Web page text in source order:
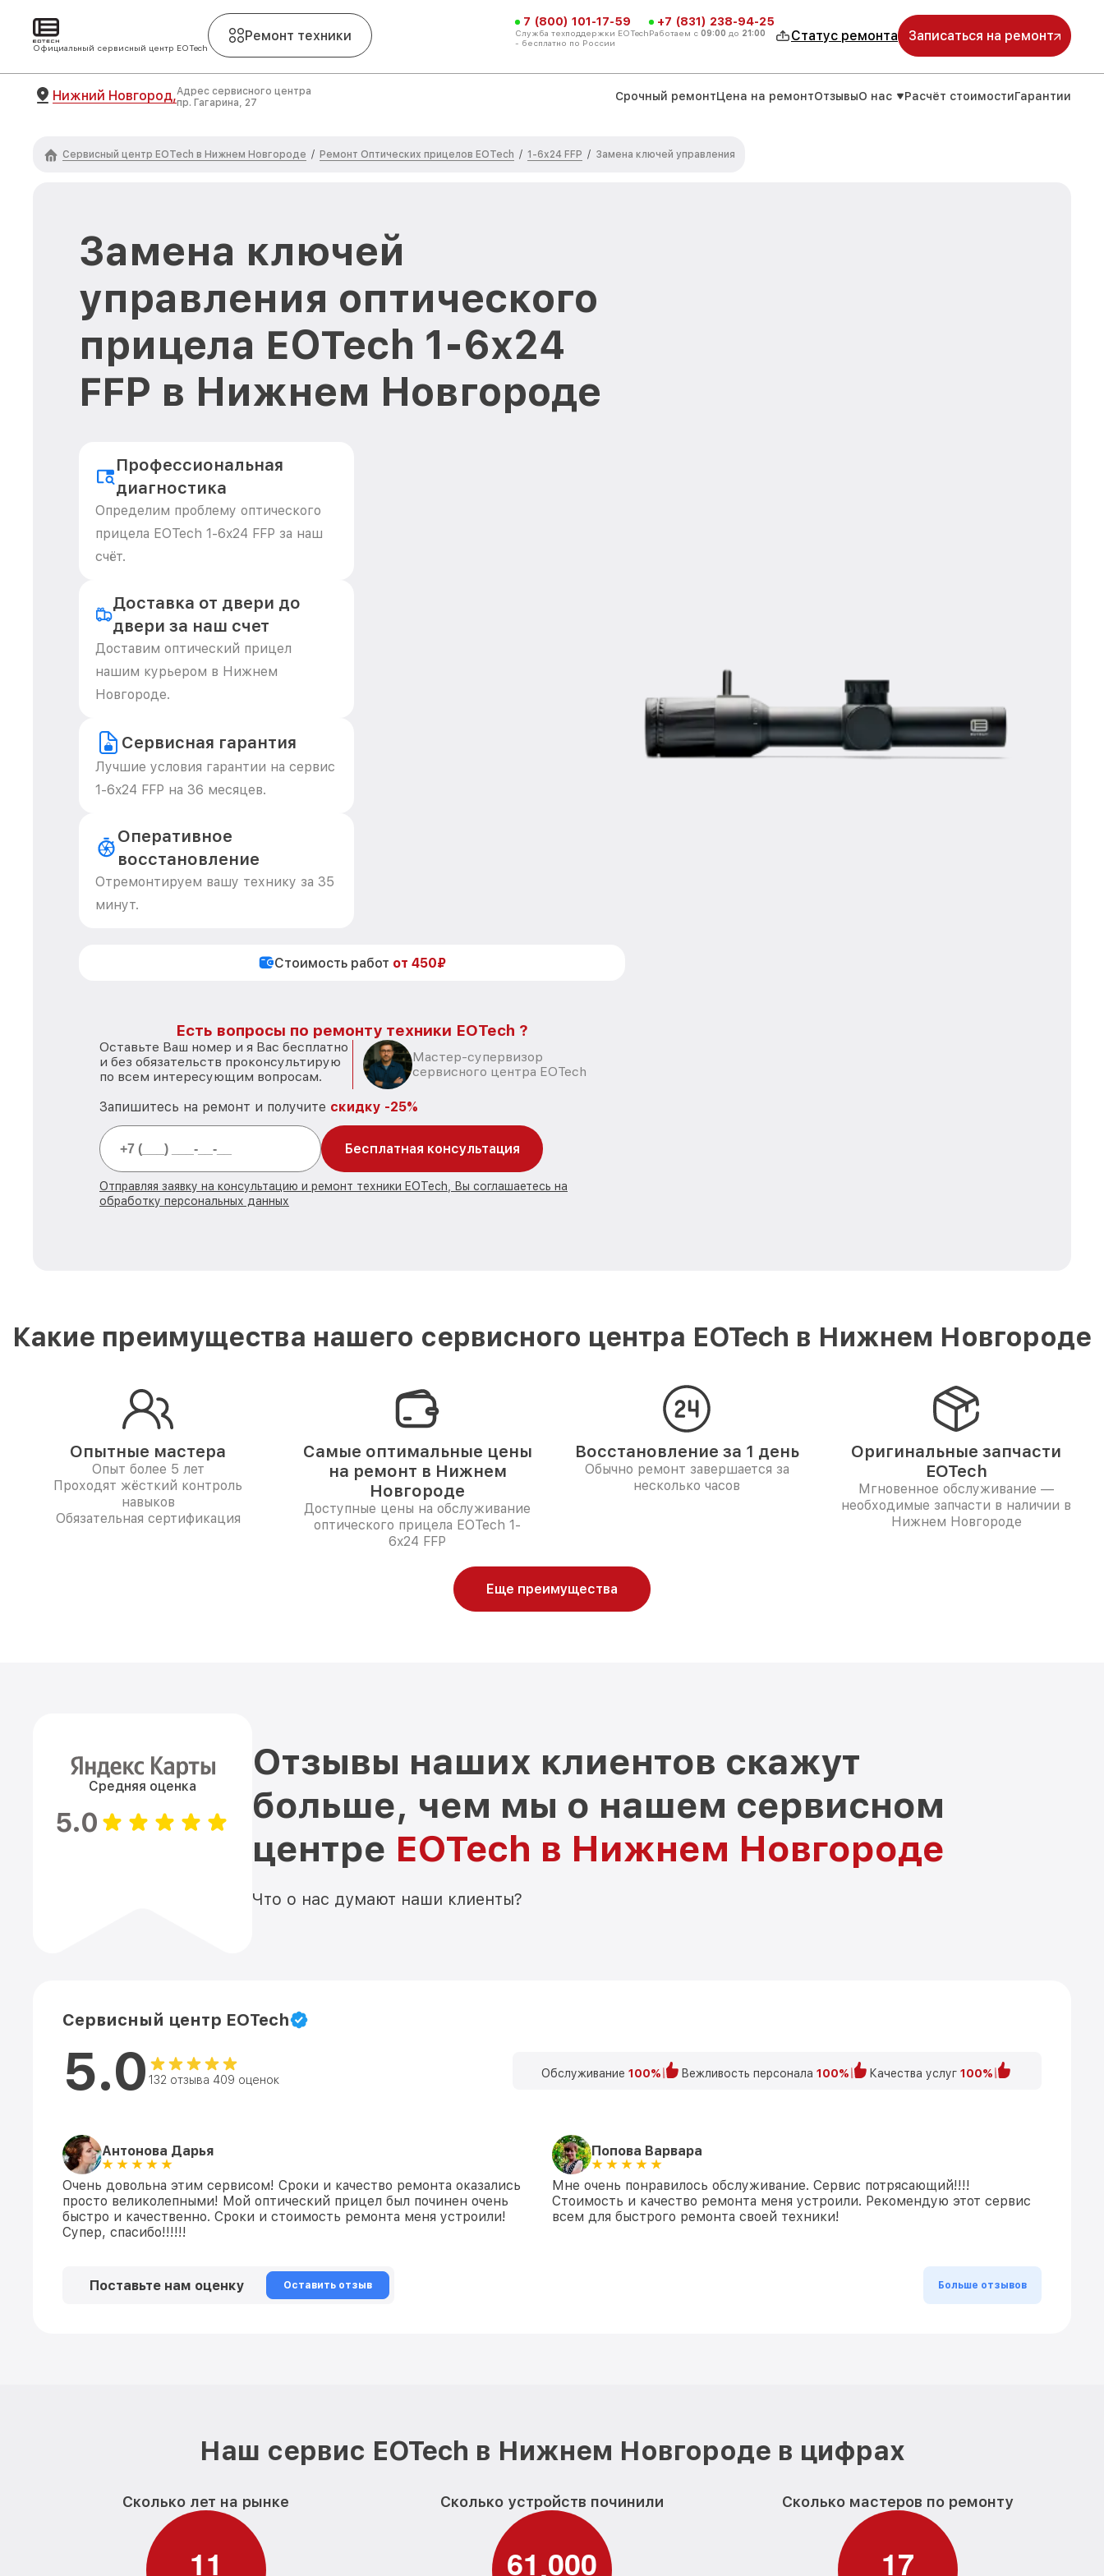
Официальный сервисный центр EOTech
Ремонт техники
7 (800) 101-17-59
Служба техподдержки EOTech
- бесплатно по России
+7 (831) 238-94-25
Работаем с 09:00 до 21:00 Статус ремонта Записаться на ремонт
Нижний Новгород,Адрес сервисного центра
пр. Гагарина, 27
Срочный ремонтЦена на ремонтОтзывыО нас Расчёт стоимостиГарантии
Сервисный центр EOTech в Нижнем Новгороде / Ремонт Оптических прицелов EOTech / 1-6x24 FFP / Замена ключей управления
Замена ключей
управления оптического
прицела EOTech 1-6x24
FFP в Нижнем Новгороде
Профессиональная
диагностика
Определим проблему оптического
прицела EOTech 1-6x24 FFP за наш
счёт.
Доставка от двери до
двери за наш счет
Доставим оптический прицел
нашим курьером в Нижнем
Новгороде.
Сервисная гарантия
Лучшие условия гарантии на сервис
1-6x24 FFP на 36 месяцев.
Оперативное
восстановление
Отремонтируем вашу технику за 35
минут.
Стоимость работ от 450₽
Есть вопросы по ремонту техники EOTech ?
Оставьте Ваш номер и я Вас бесплатно
и без обязательств проконсультирую
по всем интересующим вопросам.
Мастер-супервизор
сервисного центра EOTech
Запишитесь на ремонт и получите скидку -25%
Бесплатная консультация
Отправляя заявку на консультацию и ремонт техники EOTech, Вы соглашаетесь на
обработку персональных данных
Какие преимущества нашего сервисного центра EOTech в Нижнем Новгороде
Опытные мастера
Опыт более 5 лет
Проходят жёсткий контроль
навыков
Обязательная сертификация
Самые оптимальные цены
на ремонт в Нижнем
Новгороде
Доступные цены на обслуживание
оптического прицела EOTech 1-
6x24 FFP
Восстановление за 1 день
Обычно ремонт завершается за
несколько часов
Оригинальные запчасти
EOTech
Мгновенное обслуживание —
необходимые запчасти в наличии в
Нижнем Новгороде
Еще преимущества
Средняя оценка
5.0
Отзывы наших клиентов скажут
больше, чем мы о нашем сервисном
центре EOTech в Нижнем Новгороде
Что о нас думают наши клиенты?
Сервисный центр EOTech
5.0 132 отзыва 409 оценок Обслуживание 100% Вежливость персонала 100% Качества услуг 100%
Антонова Дарья
Очень довольна этим сервисом! Сроки и качество ремонта оказались
просто великолепными! Мой оптический прицел был починен очень
быстро и качественно. Сроки и стоимость ремонта меня устроили!
Супер, спасибо!!!!!!
Попова Варвара
Мне очень понравилось обслуживание. Сервис потрясающий!!!!
Стоимость и качество ремонта меня устроили. Рекомендую этот сервис
всем для быстрого ремонта своей техники!
Поставьте нам оценку Оставить отзыв Больше отзывов
Наш сервис EOTech в Нижнем Новгороде в цифрах
Сколько лет на рынке
11
Сколько устройств починили
61,000
Сколько мастеров по ремонту
17